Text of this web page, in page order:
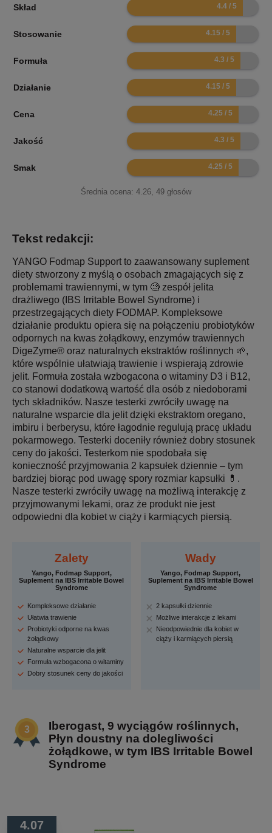
Skład 8.8
Stosowanie 8.3
Formuła 8.6
Działanie 8.3
Cena 8.5
Jakość 8.6
Smak 8.5
Średnia ocena: 4.26 49 głosów
Tekst redakcji:
YANGO Fodmap Support to zaawansowany suplement
diety stworzony z myślą o osobach zmagających się z
problemami trawiennymi, w tym 🧐 zespół jelita
drażliwego (IBS Irritable Bowel Syndrome) i
przestrzegających diety FODMAP. Kompleksowe
działanie produktu opiera się na połączeniu probiotyków
odpornych na kwas żołądkowy, enzymów trawiennych
DigeZyme® oraz naturalnych ekstraktów roślinnych 🌱,
które wspólnie ułatwiają trawienie i wspierają zdrowie
jelit. Formuła została wzbogacona o witaminy D3 i B12,
co stanowi dodatkową wartość dla osób z niedoborami
tych składników. Nasze testerki zwróciły uwagę na
naturalne wsparcie dla jelit dzięki ekstraktom oregano,
imbiru i berberysu, które łagodnie regulują pracę układu
pokarmowego. Testerki doceniły również dobry stosunek
ceny do jakości. Testerkom nie spodobała się
konieczność przyjmowania 2 kapsułek dziennie – tym
bardziej biorąc pod uwagę spory rozmiar kapsułki 💊.
Nasze testerki zwróciły uwagę na możliwą interakcję z
przyjmowanymi lekami, oraz że produkt nie jest
odpowiedni dla kobiet w ciąży i karmiących piersią.
Zalety
Yango, Fodmap Support,
Suplement na IBS Irritable Bowel
Syndrome
Kompleksowe działanie
Ułatwia trawienie
Probiotyki odporne na kwas
żołądkowy
Naturalne wsparcie dla jelit
Formuła wzbogacona o witaminy
Dobry stosunek ceny do jakości
Wady
Yango, Fodmap Support,
Suplement na IBS Irritable Bowel
Syndrome
2 kapsułki dziennie
Możliwe interakcje z lekami
Nieodpowiednie dla kobiet w
ciąży i karmiących piersią
Iberogast, 9 wyciągów roślinnych,
Płyn doustny na dolegliwości
żołądkowe, w tym IBS Irritable Bowel
Syndrome
4.07